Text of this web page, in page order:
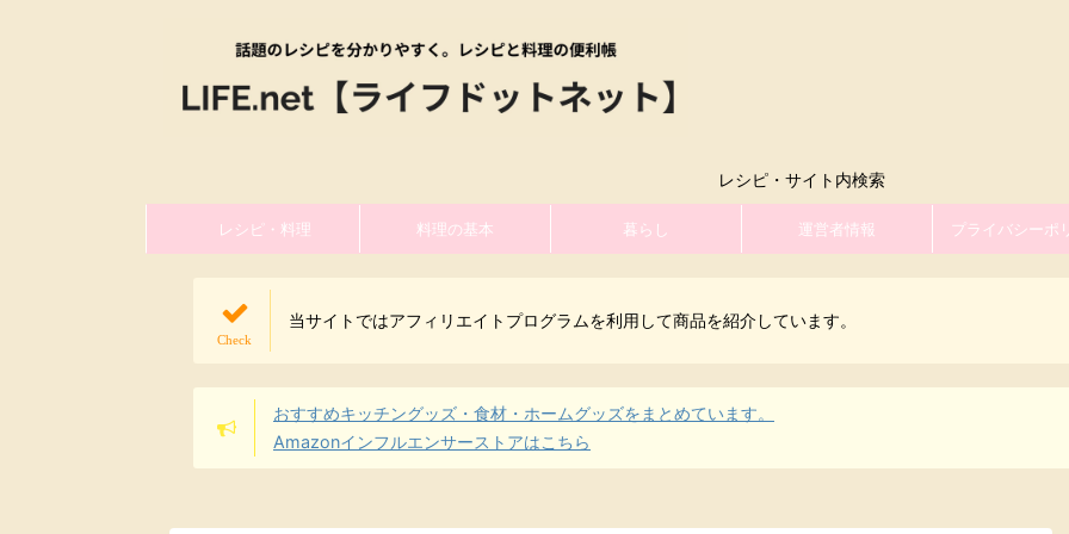
レシピ・サイト内検索
レシピ・料理 料理の基本 暮らし 運営者情報 プライバシーポ
当サイトではアフィリエイトプログラムを利用して商品を紹介しています。
おすすめキッチングッズ・食材・ホームグッズをまとめています。
Amazonインフルエンサーストアはこちら